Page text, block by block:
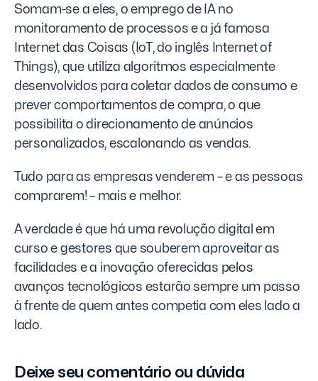
Somam-se a eles, o emprego de IA no
monitoramento de processos e a já famosa
Internet das Coisas (IoT, do inglês Internet of
Things), que utiliza algoritmos especialmente
desenvolvidos para coletar dados de consumo e
prever comportamentos de compra, o que
possibilita o direcionamento de anúncios
personalizados, escalonando as vendas.
Tudo para as empresas venderem – e as pessoas
comprarem! – mais e melhor.
A verdade é que há uma revolução digital em
curso e gestores que souberem aproveitar as
facilidades e a inovação oferecidas pelos
avanços tecnológicos estarão sempre um passo
à frente de quem antes competia com eles lado a
lado.
Deixe seu comentário ou dúvida